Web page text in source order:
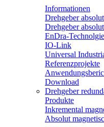
Informationen
Drehgeber absolut
Drehgeber
EnDra-Technolgie
IO-Link
Universal
Referenzprojekte
Download
Drehgeber
Produkte
Inkremental
Absolut